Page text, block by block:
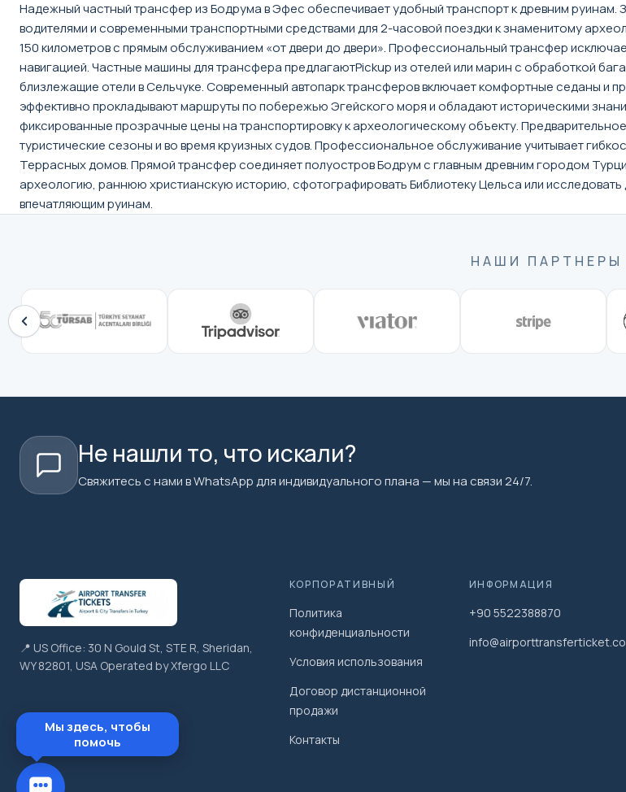
Надежный частный трансфер из Бодрума в Эфес обеспечивает удобный транспорт к древним
водителями и современными транспортными средствами для 2-часовой поездки к знаменитому
150 километров с прямым обслуживанием «от двери до двери». Профессиональный трансфер
навигацией. Частные машины для трансфера предлагаютPickup из отелей или марин с обработкой
близлежащие отели в Сельчуке. Современный автопарк трансферов включает комфортные седаны и
эффективно прокладывают маршруты по побережью Эгейского моря и обладают историческими
фиксированные прозрачные цены на транспортировку к археологическому объекту.
туристические сезоны и во время круизных судов. Профессиональное обслуживание учитывает
Террасных домов. Прямой трансфер соединяет полуостров Бодрум с главным древним городом
археологию, раннюю христианскую историю, сфотографировать Библиотеку Цельса или
впечатляющим руинам.
НАШИ ПАРТНЕРЫ
Не нашли то, что искали?
Свяжитесь с нами в WhatsApp для индивидуального плана — мы на связи 24/7.
📍 US Office: 30 N Gould St, STE R, Sheridan,
WY 82801, USA Operated by Xfergo LLC
КОРПОРАТИВНЫЙ
Политика
конфиденциальности
Условия использования
Договор дистанционной
продажи
Контакты
ИНФОРМАЦИЯ
+90 5522388870
Мы здесь, чтобы
помочь